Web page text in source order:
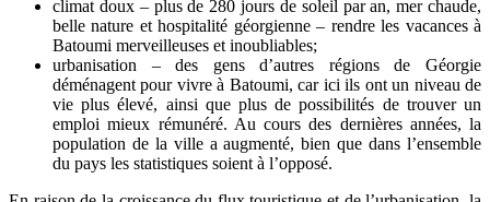
climat doux – plus de 280 jours de soleil par an, mer chaude,
belle nature et hospitalité géorgienne – rendre les vacances à
Batoumi merveilleuses et inoubliables;
urbanisation – des gens d’autres régions de Géorgie
déménagent pour vivre à Batoumi, car ici ils ont un niveau de
vie plus élevé, ainsi que plus de possibilités de trouver un
emploi mieux rémunéré. Au cours des dernières années, la
population de la ville a augmenté, bien que dans l’ensemble
du pays les statistiques soient à l’opposé.